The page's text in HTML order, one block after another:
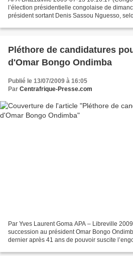
l’élection présidentielle congolaise de
président sortant Denis Sassou Nguesso,
Pléthore de candidatures
d'Omar Bongo Ondimba
Publié le 13/07/2009 à 16:05
Par Centrafrique-Presse.com
Par Yves Laurent Goma APA – Libreville
succession au président Omar Bongo
dernier après 41 ans de pouvoir suscite